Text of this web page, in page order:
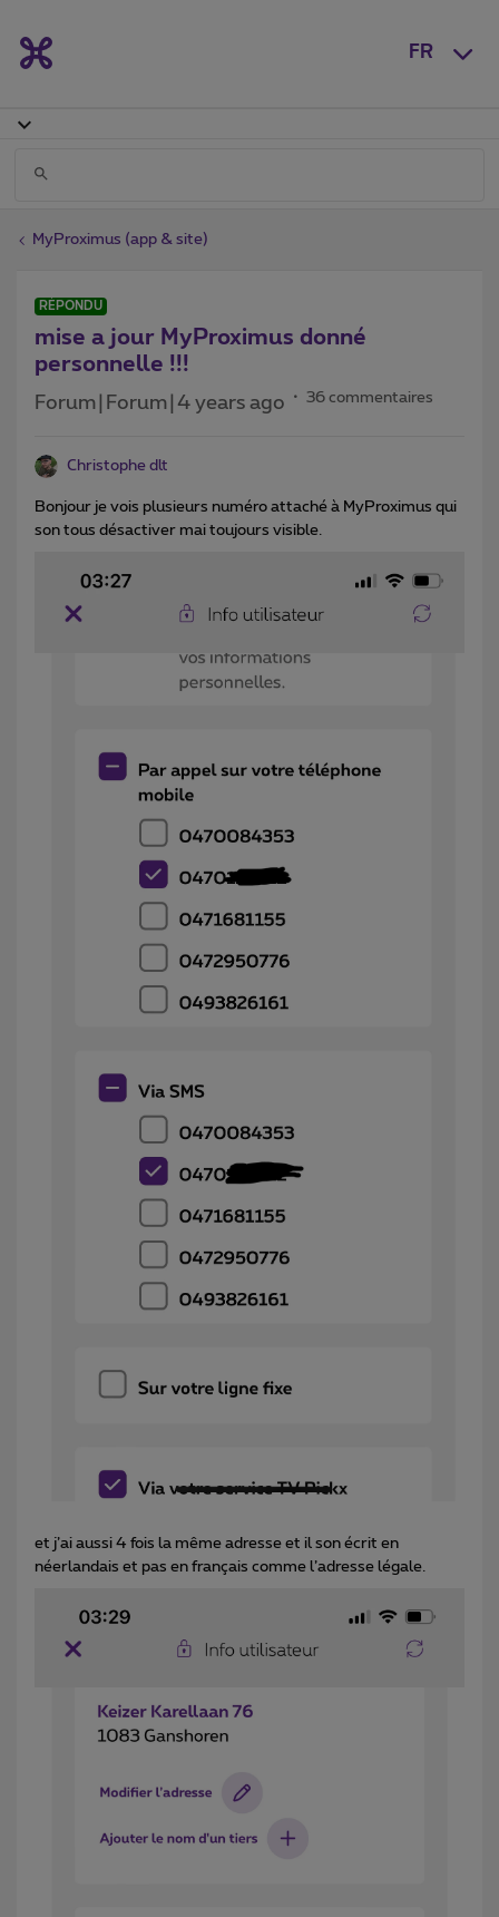
FR
MyProximus (app & site)
RÉPONDU
mise a jour MyProximus donné
personnelle !!!
Forum|Forum|4 years ago 36 commentaires
Christophe dlt
Bonjour je vois plusieurs numéro attaché à MyProximus qui
son tous désactiver mai toujours visible.
et j’ai aussi 4 fois la même adresse et il son écrit en
néerlandais et pas en français comme l’adresse légale.